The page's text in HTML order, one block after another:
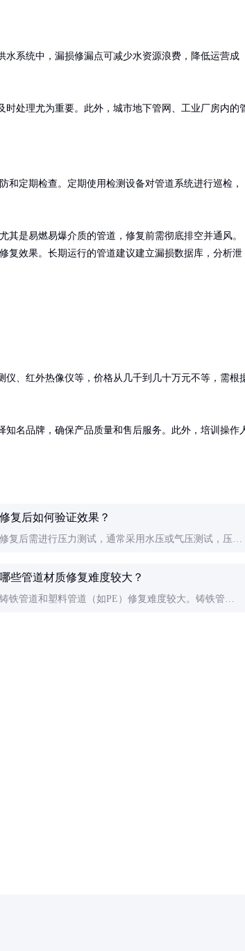
系统中，漏损修漏点可减少水资源浪费，降低运营成
处理尤为重要。此外，城市地下管网、工业厂房内的
和定期检查。定期使用检测设备对管道系统进行巡检，
其是易燃易爆介质的管道，修复前需彻底排空并通风。
复效果。长期运行的管道建议建立漏损数据库，分析泄
、红外热像仪等，价格从几千到几十万元不等，需根
名品牌，确保产品质量和售后服务。此外，培训操作
修复后如何验证效果？
修复后需进行压力测试，通常采用水压或气压测试，压力
超声波或X射线检测修复部位的密封性。
哪些管道材质修复难度较大？
铸铁管道和塑料管道（如PE）修复难度较大。铸铁管道